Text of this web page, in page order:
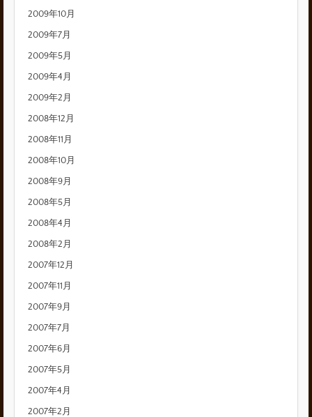
2009年10月
2009年7月
2009年5月
2009年4月
2009年2月
2008年12月
2008年11月
2008年10月
2008年9月
2008年5月
2008年4月
2008年2月
2007年12月
2007年11月
2007年9月
2007年7月
2007年6月
2007年5月
2007年4月
2007年2月